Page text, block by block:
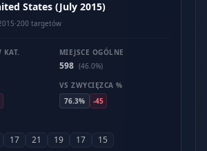
States (July 2015)
·200 targetów
KAT. MIEJSCE OGÓLNE
598 (46.0%)
VS ZWYCIĘZCA %
76.3%
-45
17 21 19 17 15